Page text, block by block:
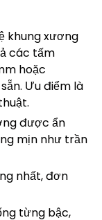
khung xương
các tấm
hoặc
Ưu điểm là
được ẩn
mịn như trần
nhất, đơn
từng bậc,